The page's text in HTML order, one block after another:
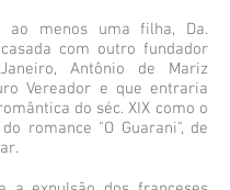
ao menos uma filha, Da.
com outro fundador
Antônio de Mariz
Vereador e que entraria
do séc. XIX como o
romance "O Guarani", de